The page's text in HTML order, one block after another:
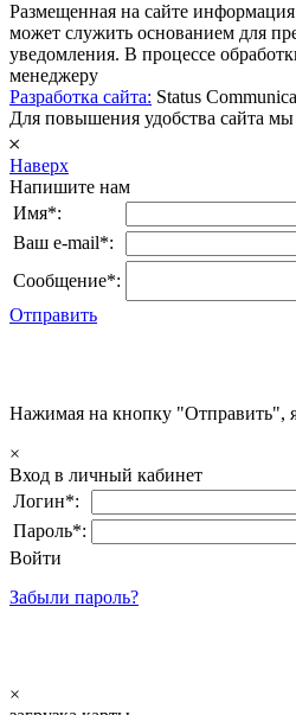
Размещенная на сайте
может служить основанием для
уведомления. В процессе
менеджеру
Разработка сайта: Status
Для повышения удобства сайта мы
𐄂
Наверх
Напишите нам
Имя*:
Ваш e-mail*:
Сообщение*:
Отправить
Нажимая на кнопку "Отправить",
×
Вход в личный кабинет
Логин*:
Пароль*:
Войти
Забыли пароль?
×